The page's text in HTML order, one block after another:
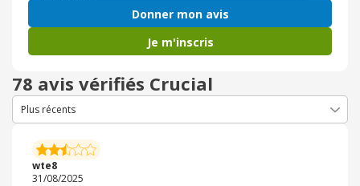
Donner mon avis
Je m'inscris
78 avis vérifiés Crucial
wte8
31/08/2025